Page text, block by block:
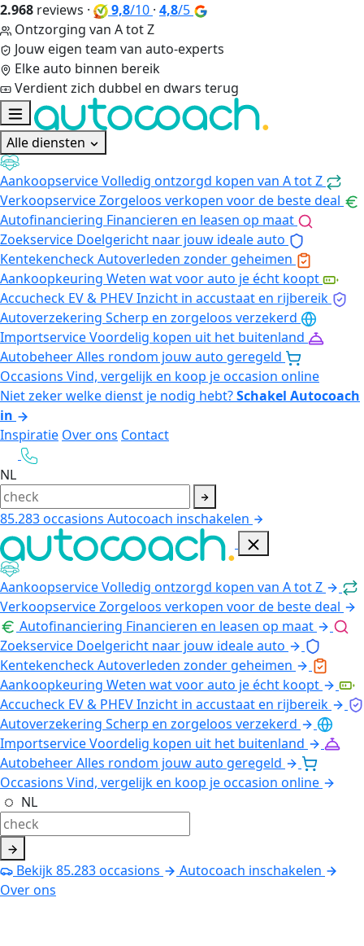
2.968 reviews · 9,8/10 · 4,8/5
Ontzorging van A tot Z
Jouw eigen team van auto-experts
Elke auto binnen bereik
Verdient zich dubbel en dwars terug
Alle diensten
AankoopserviceVolledig ontzorgd kopen van A tot Z
VerkoopserviceZorgeloos verkopen voor de beste deal
Autofinanciering Financieren en leasen op maat
Zoekservice Doelgericht naar jouw ideale auto
KentekencheckAutoverleden zonder geheimen
Aankoopkeuring Weten wat voor auto je écht koopt
Accucheck EV & PHEVInzicht in accustaat en rijbereik
Autoverzekering Scherp en zorgeloos verzekerd
ImportserviceVoordelig kopen uit het buitenland
AutobeheerAlles rondom jouw auto geregeld
Occasions Vind, vergelijk en koop je occasion online
Niet zeker welke dienst je nodig hebt?Schakel Autocoach
in
Inspiratie Over ons Contact
NL
85.283occasions Autocoach inschakelen
AankoopserviceVolledig ontzorgd kopen van A tot Z
VerkoopserviceZorgeloos verkopen voor de beste deal
Autofinanciering Financieren en leasen op maat
Zoekservice Doelgericht naar jouw ideale auto
KentekencheckAutoverleden zonder geheimen
Aankoopkeuring Weten wat voor auto je écht koopt
Accucheck EV & PHEVInzicht in accustaat en rijbereik
Autoverzekering Scherp en zorgeloos verzekerd
ImportserviceVoordelig kopen uit het buitenland
AutobeheerAlles rondom jouw auto geregeld
Occasions Vind, vergelijk en koop je occasion online
NL
Bekijk85.283occasions
Autocoach inschakelen
Over ons